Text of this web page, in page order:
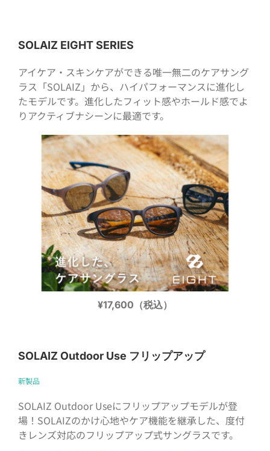
SOLAIZ EIGHT SERIES
アイケア・スキンケアができる唯一無二のケアサング
ラス「SOLAIZ」から、ハイパフォーマンスに進化し
たモデルです。進化したフィット感やホールド感でよ
りアクティブナシーンに最適です。
¥17,600（税込）
SOLAIZ Outdoor Use フリップアップ
新製品
SOLAIZ Outdoor Useにフリップアップモデルが登
場！SOLAIZのかけ心地やケア機能を継承した、度付
きレンズ対応のフリップアップ式サングラスです。